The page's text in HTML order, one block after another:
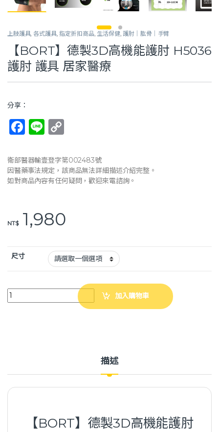
上肢護具,各式護具,指定折扣商品, 生活保健, 護肘｜肱骨｜手臂
【BORT】德製3D高機能護肘 H5036
護肘 護具 居家醫療
分享：
F
c
e
b
o
Li
e p
y
Li
k
衛部醫器輸壹登字第002483號
因醫藥事法規定，該商品無法詳細描述介紹完整。
如對商品內容有任何疑問，歡迎來電諮詢。
NT$1,980
尺寸
【BORT】德製3D高機能護肘 H5036 護肘 護具 居家醫療 quantity
加入購物車
描述
【BORT】德製3D高機能護肘